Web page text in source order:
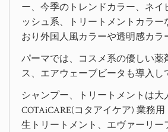
ー、今季のトレンドカラー、ネイ
ッシュ系、トリートメントカラー
おり外国人風カラーや透明感カラ
パーマでは、コスメ系の優しい薬
ス、エアウェーブビータも導入し
シャンプー、トリートメントは大
COTAiCARE(コタアイケア) 業務
生トリートメント、エヴァーリー